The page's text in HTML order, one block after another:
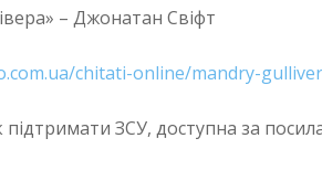
– Джонатан Свіфт
chitati-online/mandry-
підтримати ЗСУ, доступна за